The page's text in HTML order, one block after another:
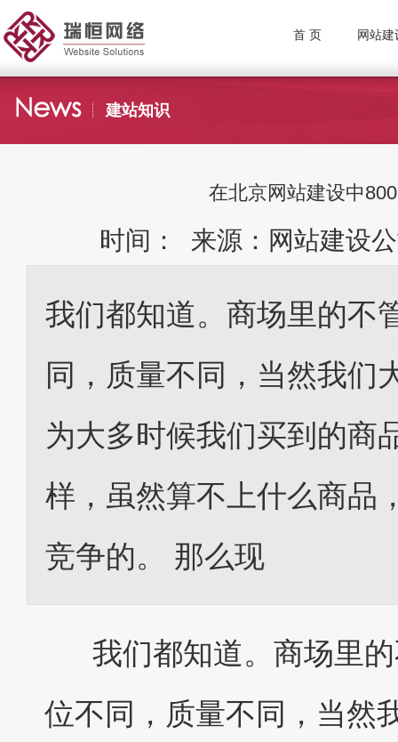
首 页 网站建
建站知识
在北京网站建设中
时间： 来源：网站建设
我们都知道。商场里的不
同，质量不同，当然我们
为大多时候我们买到的商
样，虽然算不上什么商品
竞争的。 那么现
我们都知道。商场里的
位不同，质量不同，当然